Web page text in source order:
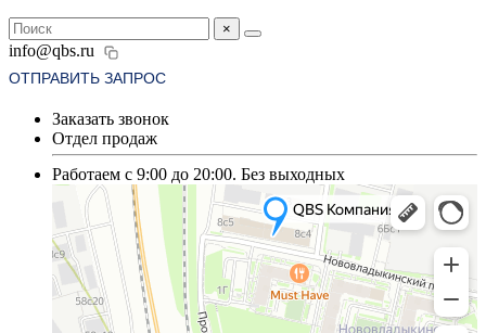
×
info@qbs.ru
ОТПРАВИТЬ ЗАПРОС
Заказать звонок
Отдел продаж
Работаем с 9:00 до 20:00. Без выходных